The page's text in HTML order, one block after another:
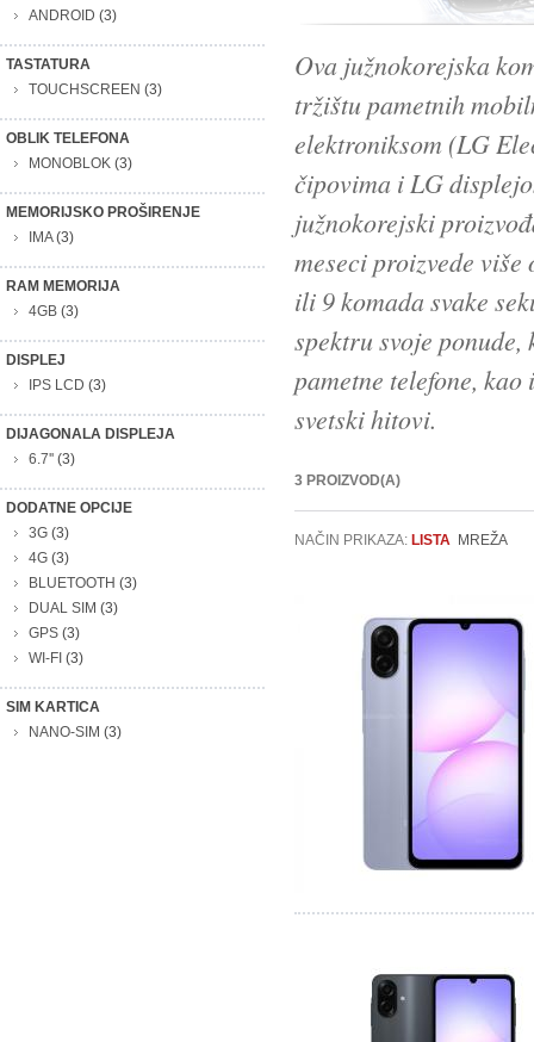
ANDROID (3)
TASTATURA
TOUCHSCREEN (3)
OBLIK TELEFONA
MONOBLOK (3)
MEMORIJSKO PROŠIRENJE
IMA(3)
RAM MEMORIJA
4GB (3)
DISPLEJ
IPS LCD (3)
DIJAGONALA DISPLEJA
6.7'' (3)
DODATNE OPCIJE
3G (3)
4G (3)
BLUETOOTH (3)
DUAL SIM (3)
GPS (3)
WI-FI (3)
SIM KARTICA
NANO-SIM (3)
Ova južnokorejska
tržištu pametnih
elektroniksom (LG
čipovima i LG
južnokorejski
meseci proizvede
ili 9 komada svake
spektru svoje
pametne telefone,
svetski hitovi.
3 PROIZVOD(A)
NAČIN PRIKAZA: LISTA MREŽA